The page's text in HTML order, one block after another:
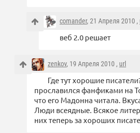
comander, 21 Апреля 2010 ,
веб 2.0 решает
zenkov, 19 Апреля 2010 , url
Где тут хорошие
прославился фанфиками на
что его Мадонна читала.
Люди всеядные. Всякое
них теперь за хороших